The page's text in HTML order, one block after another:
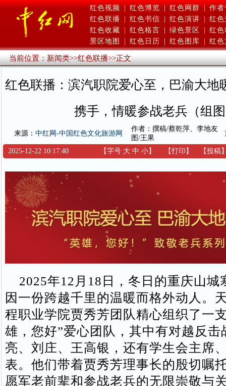
红色视频 | 红色博览 | 红色网群 | 作者
红色联播
红色书信 红色演讲
红色
红色收藏
红色格言 绿色景区
红色
景区地图
红色日历 红色图库 红色
当前位置：新闻类>>红色联播>>正文
红色联播：滨汽职院爱心至，巴渝大
携手，情暖参战老兵（组
来源： 中红网-中国红色文化旅游网
作者：撰稿/蔡乾萍、李地友
图/王果
2025-12-22 10:17:40 【字号 大 中 小】 【打印 】 【投稿
2025年12月18日，冬日的重庆山城
因一份跨越千里的温暖而格外动人。
程职业学院贾秀芳团队精心组织了一
雄，您好”爱心团队，其中有对越反击
亮、刘庄、王高银，还有学生会主席
表。他们带着贾秀芳理事长的殷切嘱
愿军老前辈和参战老兵的无限崇敬与